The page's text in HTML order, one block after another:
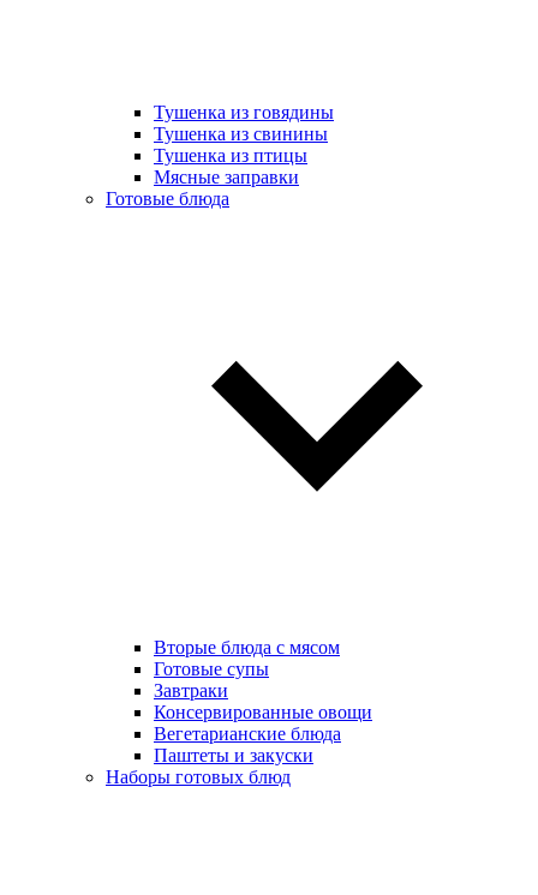
Тушенка из говядины
Тушенка из свинины
Тушенка из птицы
Мясные заправки
Готовые блюда
Вторые блюда с мясом
Готовые супы
Завтраки
Консервированные овощи
Вегетарианские блюда
Паштеты и закуски
Наборы готовых блюд